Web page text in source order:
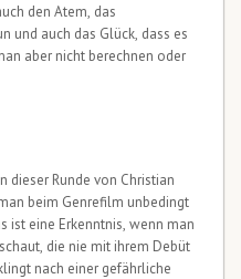
den Atem, das
und auch das Glück, dass es
aber nicht berechnen oder
dieser Runde von Christian
beim Genrefilm unbedingt
ist eine Erkenntnis, wenn man
die nie mit ihrem Debüt
nach einer gefährliche